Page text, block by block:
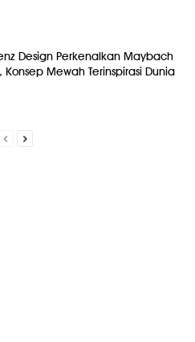
Design Perkenalkan Maybach
Mewah Terinspirasi Dunia